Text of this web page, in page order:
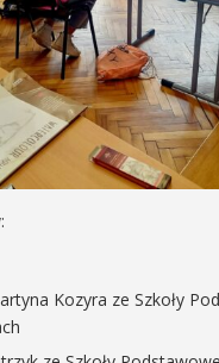
:
Kozyra ze Szkoły